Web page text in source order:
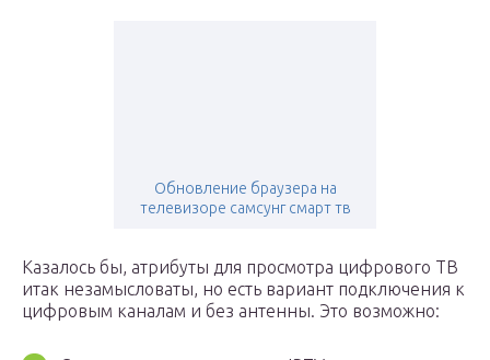
Обновление браузера на
телевизоре самсунг смарт тв
Казалось бы, атрибуты для просмотра цифрового ТВ
итак незамысловаты, но есть вариант подключения к
цифровым каналам и без антенны. Это возможно: